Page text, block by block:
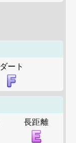
ダート
長距離